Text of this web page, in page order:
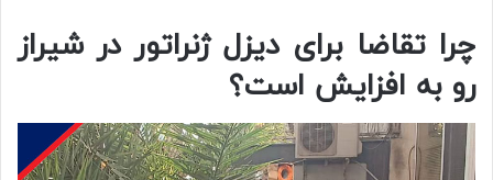
چرا تقاضا برای دیزل ژنراتور در شیراز
رو به افزایش است؟